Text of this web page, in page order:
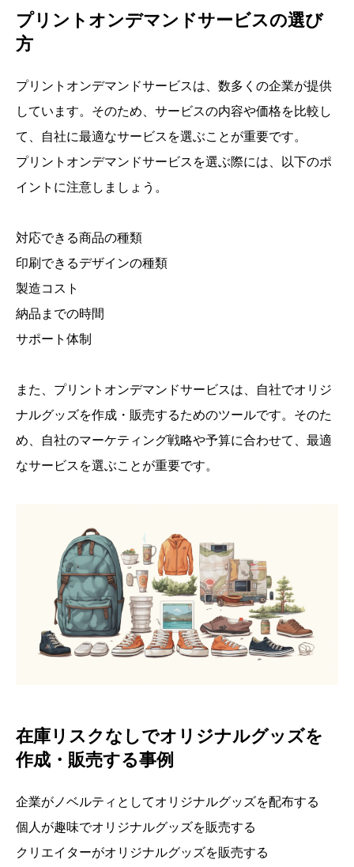
プリントオンデマンドサービスの選び
方
プリントオンデマンドサービスは、数多くの企業が提供
しています。そのため、サービスの内容や価格を比較し
て、自社に最適なサービスを選ぶことが重要です。
プリントオンデマンドサービスを選ぶ際には、以下のポ
イントに注意しましょう。
対応できる商品の種類
印刷できるデザインの種類
製造コスト
納品までの時間
サポート体制
また、プリントオンデマンドサービスは、自社でオリジ
ナルグッズを作成・販売するためのツールです。そのた
め、自社のマーケティング戦略や予算に合わせて、最適
なサービスを選ぶことが重要です。
在庫リスクなしでオリジナルグッズを
作成・販売する事例
企業がノベルティとしてオリジナルグッズを配布する
個人が趣味でオリジナルグッズを販売する
クリエイターがオリジナルグッズを販売する